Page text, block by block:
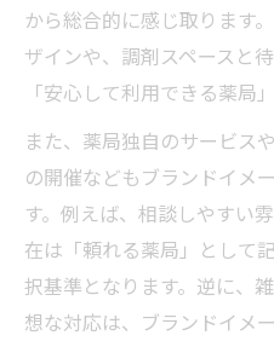
から総合的に感じ取ります
ザインや、調剤スペースと
「安心して利用できる薬局
また、薬局独自のサービス
の開催などもブランドイメ
す。例えば、相談しやすい
在は「頼れる薬局」として
択基準となります。逆に、
想な対応は、ブランドイメ